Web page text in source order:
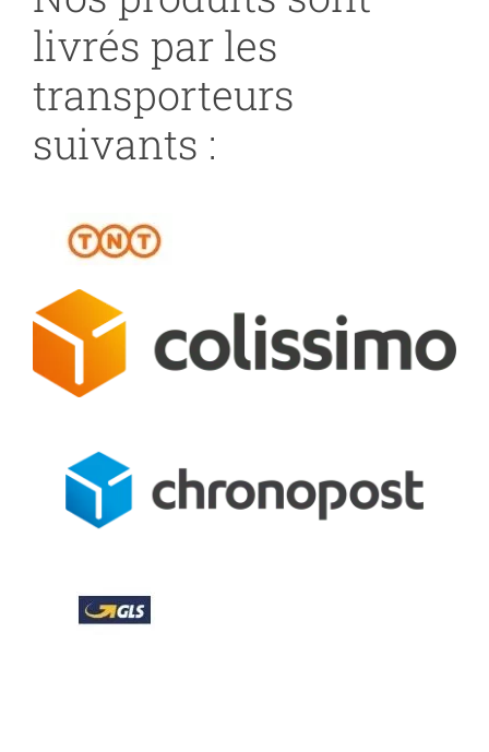
livrés par les
transporteurs
suivants :